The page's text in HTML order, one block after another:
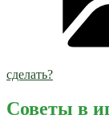
сделать?
Советы в